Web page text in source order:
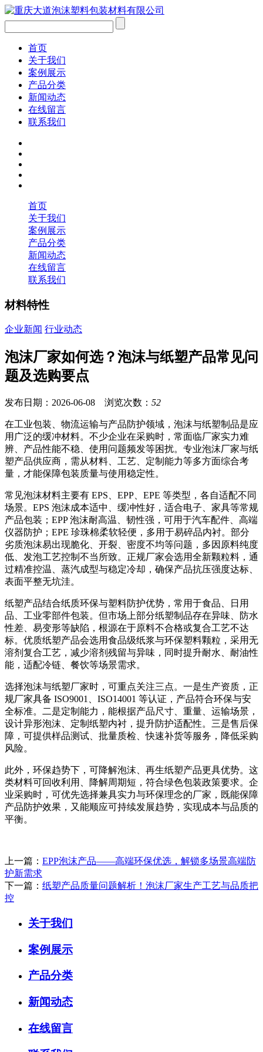
首页
关于我们
案例展示
产品分类
新闻动态
在线留言
联系我们
首页
关于我们
案例展示
产品分类
新闻动态
在线留言
联系我们
材料特性
企业新闻 行业动态
泡沫厂家如何选？泡沫与纸塑产品常见问
题及选购要点
发布日期：2026-06-08 浏览次数： 52
在工业包装、物流运输与产品防护领域，泡沫与纸塑制品是应
用广泛的缓冲材料。不少企业在采购时，常面临厂家实力难
辨、产品性能不稳、使用问题频发等困扰。专业泡沫厂家与纸
塑产品供应商，需从材料、工艺、定制能力等多方面综合考
量，才能保障包装质量与使用稳定性。
常见泡沫材料主要有 EPS、EPP、EPE 等类型，各自适配不同
场景。EPS 泡沫成本适中、缓冲性好，适合电子、家具等常规
产品包装；EPP 泡沫耐高温、韧性强，可用于汽车配件、高端
仪器防护；EPE 珍珠棉柔软轻便，多用于易碎品内衬。部分
劣质泡沫易出现脆化、开裂、密度不均等问题，多因原料纯度
低、发泡工艺控制不当所致。正规厂家会选用全新颗粒料，通
过精准控温、蒸汽成型与稳定冷却，确保产品抗压强度达标、
表面平整无坑洼。
纸塑产品结合纸质环保与塑料防护优势，常用于食品、日用
品、工业零部件包装。但市场上部分纸塑制品存在异味、防水
性差、易变形等缺陷，根源在于原料不合格或复合工艺不达
标。优质纸塑产品会选用食品级纸浆与环保塑料颗粒，采用无
溶剂复合工艺，减少溶剂残留与异味，同时提升耐水、耐油性
能，适配冷链、餐饮等场景需求。
选择泡沫与纸塑厂家时，可重点关注三点。一是生产资质，正
规厂家具备 ISO9001、ISO14001 等认证，产品符合环保与安
全标准。二是定制能力，能根据产品尺寸、重量、运输场景，
设计异形泡沫、定制纸塑内衬，提升防护适配性。三是售后保
障，可提供样品测试、批量质检、快速补货等服务，降低采购
风险。
此外，环保趋势下，可降解泡沫、再生纸塑产品更具优势。这
类材料可回收利用、降解周期短，符合绿色包装政策要求。企
业采购时，可优先选择兼具实力与环保理念的厂家，既能保障
产品防护效果，又能顺应可持续发展趋势，实现成本与品质的
平衡。
上一篇： EPP泡沫产品——高端环保优选，解锁多场景高端防
护新需求
下一篇： 纸塑产品质量问题解析！泡沫厂家生产工艺与品质把
控
关于我们
案例展示
产品分类
新闻动态
在线留言